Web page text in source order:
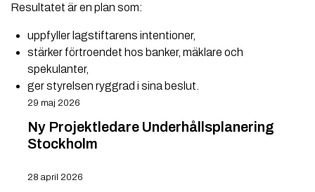
Resultatet är en plan som:
uppfyller lagstiftarens intentioner,
stärker förtroendet hos banker, mäklare och
spekulanter,
ger styrelsen ryggrad i sina beslut.
Ny Projektledare Underhållsplanering
Stockholm
29 maj 2026
28 april 2026